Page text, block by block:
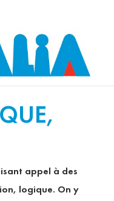
appel à des
logique. On y